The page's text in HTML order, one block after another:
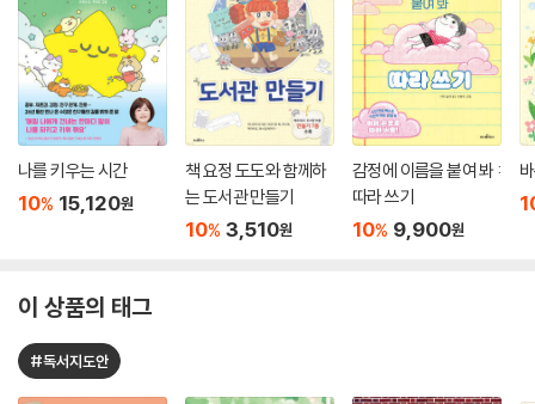
나를 키우는 시간
10% 15,120원
책 요정 도도와 함께하
는 도서관 만들기
10% 3,510원
감정에 이름을 붙여 봐 :
따라 쓰기
10% 9,900원
이 상품의 태그
#독서지도안